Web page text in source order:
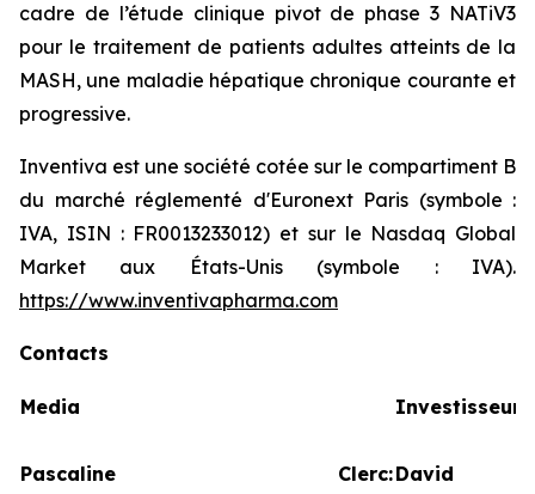
cadre de l’étude clinique pivot de phase 3 NATiV3
pour le traitement de patients adultes atteints de la
MASH, une maladie hépatique chronique courante et
progressive.
Inventiva est une société cotée sur le compartiment B
du marché réglementé d'Euronext Paris (symbole :
IVA, ISIN : FR0013233012) et sur le Nasdaq Global
Market aux États-Unis (symbole : IVA).
https://www.inventivapharma.com
Contacts
Media
Pascaline Clerc:
Investisseurs